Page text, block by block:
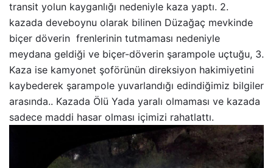
transit yolun kayganlığı nedeniyle kaza yaptı. 2.
kazada deveboynu olarak bilinen Düzağaç mevkinde
biçer döverin frenlerinin tutmaması nedeniyle
meydana geldiği ve biçer-döverin şarampole uçtuğu, 3.
Kaza ise kamyonet şoförünün direksiyon hakimiyetini
kaybederek şarampole yuvarlandığı edindiğimiz bilgiler
arasında.. Kazada Ölü Yada yaralı olmaması ve kazada
sadece maddi hasar olması içimizi rahatlattı.